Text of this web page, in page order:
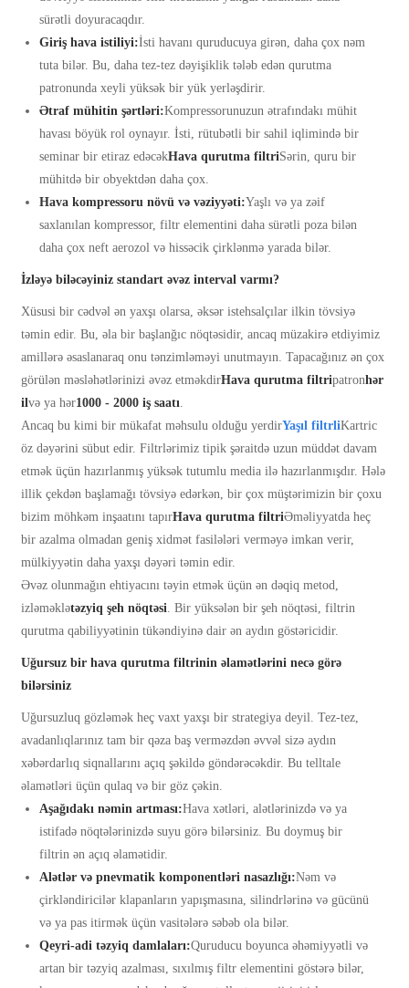
sürətli doyuracaqdır.
Giriş hava istiliyi:İsti havanı quruducuya girən, daha çox nəm
tuta bilər. Bu, daha tez-tez dəyişiklik tələb edən qurutma
patronunda xeyli yüksək bir yük yerləşdirir.
Ətraf mühitin şərtləri:Kompressorunuzun ətrafındakı mühit
havası böyük rol oynayır. İsti, rütubətli bir sahil iqlimində bir
seminar bir etiraz edəcəkHava qurutma filtriSərin, quru bir
mühitdə bir obyektdən daha çox.
Hava kompressoru növü və vəziyyəti:Yaşlı və ya zəif
saxlanılan kompressor, filtr elementini daha sürətli poza bilən
daha çox neft aerozol və hissəcik çirklənmə yarada bilər.
İzləyə biləcəyiniz standart əvəz interval varmı?
Xüsusi bir cədvəl ən yaxşı olarsa, əksər istehsalçılar ilkin tövsiyə
təmin edir. Bu, əla bir başlanğıc nöqtəsidir, ancaq müzakirə etdiyimiz
amillərə əsaslanaraq onu tənzimləməyi unutmayın. Tapacağınız ən çox
görülən məsləhətlərinizi əvəz etməkdirHava qurutma filtripatronhər
ilvə ya hər1000 - 2000 iş saatı.
Ancaq bu kimi bir mükafat məhsulu olduğu yerdirYaşıl filtrliKartric
öz dəyərini sübut edir. Filtrlərimiz tipik şəraitdə uzun müddət davam
etmək üçün hazırlanmış yüksək tutumlu media ilə hazırlanmışdır. Hələ
illik çekdən başlamağı tövsiyə edərkən, bir çox müştərimizin bir çoxu
bizim möhkəm inşaatını tapırHava qurutma filtriƏməliyyatda heç
bir azalma olmadan geniş xidmət fasilələri verməyə imkan verir,
mülkiyyətin daha yaxşı dəyəri təmin edir.
Əvəz olunmağın ehtiyacını təyin etmək üçün ən dəqiq metod,
izləməklətəzyiq şeh nöqtəsi. Bir yüksələn bir şeh nöqtəsi, filtrin
qurutma qabiliyyətinin tükəndiyinə dair ən aydın göstəricidir.
Uğursuz bir hava qurutma filtrinin əlamətlərini necə görə
bilərsiniz
Uğursuzluq gözləmək heç vaxt yaxşı bir strategiya deyil. Tez-tez,
avadanlıqlarınız tam bir qəza baş verməzdən əvvəl sizə aydın
xəbərdarlıq siqnallarını açıq şəkildə göndərəcəkdir. Bu telltale
əlamətləri üçün qulaq və bir göz çəkin.
Aşağıdakı nəmin artması:Hava xətləri, alətlərinizdə və ya
istifadə nöqtələrinizdə suyu görə bilərsiniz. Bu doymuş bir
filtrin ən açıq əlamətidir.
Alətlər və pnevmatik komponentləri nasazlığı:Nəm və
çirkləndiricilər klapanların yapışmasına, silindrlərinə və gücünü
və ya pas itirmək üçün vasitələrə səbəb ola bilər.
Qeyri-adi təzyiq damlaları:Quruducu boyunca əhəmiyyətli və
artan bir təzyiq azalması, sıxılmış filtr elementini göstərə bilər,